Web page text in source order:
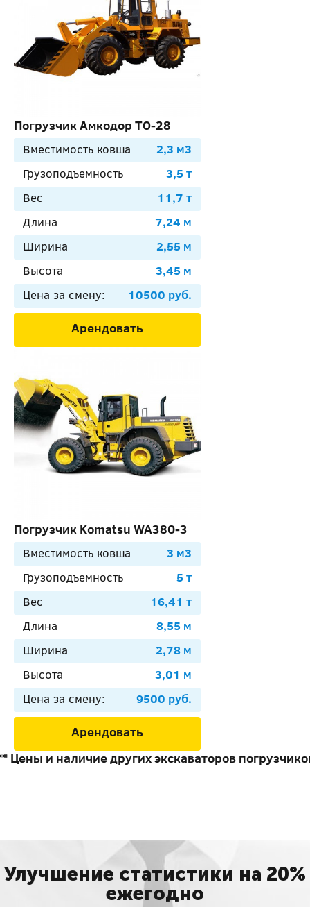
Погрузчик Амкодор ТО-28
Вместимость ковша
2,3 м3
Грузоподъемность
3,5 т
Вес
11,7 т
Длина
7,24 м
Ширина
2,55 м
Высота
3,45 м
Цена за смену:
10500 руб.
Арендовать
Погрузчик Komatsu WA380-3
Вместимость ковша
3 м3
Грузоподъемность
5 т
Вес
16,41 т
Длина
8,55 м
Ширина
2,78 м
Высота
3,01 м
Цена за смену:
9500 руб.
Арендовать
Цены и наличие других экскаваторов
Улучшение статистики на 20%
ежегодно